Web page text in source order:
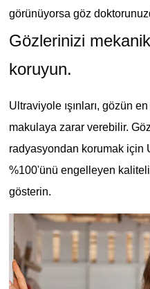
görünüyorsa göz
Gözlerinizi
koruyun.
Ultraviyole ışınları, gözün
makulaya zarar verebilir.
radyasyondan korumak için
%100'ünü engelleyen
gösterin.